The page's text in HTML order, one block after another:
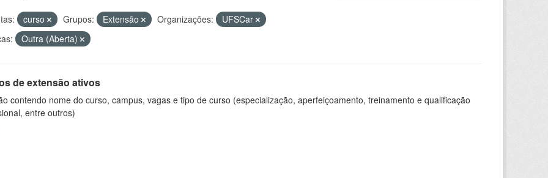
curso Grupos: Extensão Organizações:
UFSCar
Outra (Aberta)
de extensão ativos
contendo nome do curso, campus, vagas e tipo de curso (especialização, aperfeiçoamento, treinamento e qualificação
entre outros)